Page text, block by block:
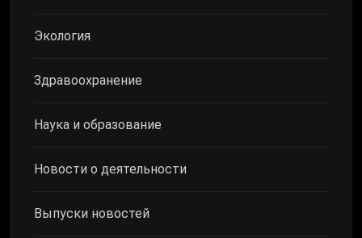
Экология
Здравоохранение
Наука и образование
Новости о деятельности
Выпуски новостей